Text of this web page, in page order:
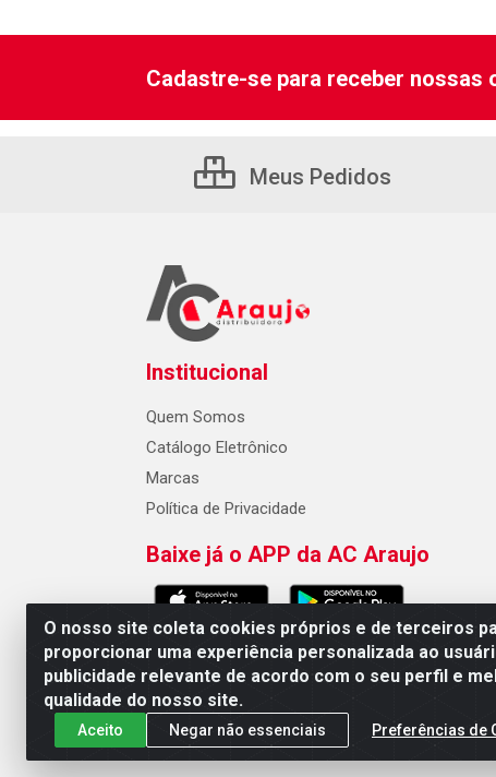
O nosso site coleta cookies próprios e de terceiros
proporcionar uma experiência personalizada ao
publicidade relevante de acordo com o seu perfil e
qualidade do nosso site.
Aceito Negar não essenciais Preferências de
Cadastre-se para receber nossas
Meus Pedidos
Institucional
Quem Somos
Catálogo Eletrônico
Marcas
Política de Privacidade
Baixe já o APP da AC Araujo
AC Araujo Distribuidora - Rua